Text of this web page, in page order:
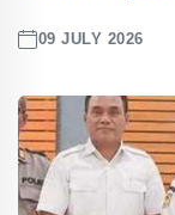
09 JULY 2026